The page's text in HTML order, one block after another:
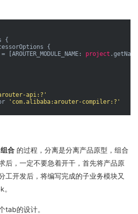
{
{
[AROUTER_MODULE_NAME:
project
api:?'
'com.alibaba:arouter-compiler:?'
合 的过程，分离是分离产品原型，组合
后，一定不要急着开干，首先将产品原
工开发后，将编写完成的子业务模块又
tab的设计。